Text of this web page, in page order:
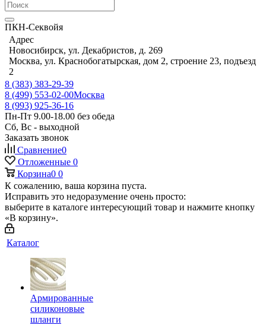
ПКН-Секвойя
Адрес
Новосибирск, ул. Декабристов, д. 269
Москва, ул. Краснобогатырская, дом 2, строение 23, подъезд
2
8 (383) 383-29-39
8 (499) 553-02-00Москва
8 (993) 925-36-16
Пн-Пт 9.00-18.00 без обеда
Сб, Вс - выходной
Заказать звонок
Сравнение0
Отложенные 0
Корзина0 0
К сожалению, ваша корзина пуста.
Исправить это недоразумение очень просто:
выберите в каталоге интересующий товар и нажмите кнопку
«В корзину».
Каталог
Армированные
силиконовые
шланги